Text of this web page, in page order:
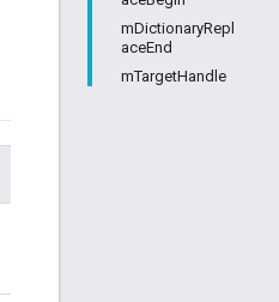
mDictionaryRepl
aceEnd
mTargetHandle